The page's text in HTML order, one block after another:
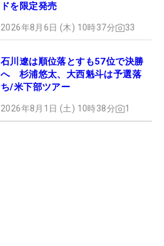
ドを限定発売
2026年8月6日 (木) 10時37分 33
石川遼は順位落とすも57位で決勝
へ 杉浦悠太、大西魁斗は予選落
ち/米下部ツアー
2026年8月1日 (土) 10時38分 1